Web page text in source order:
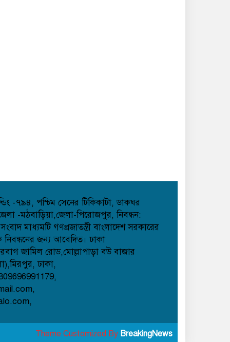
-৭৯৪, পশ্চিম সেনের টিকিকাটা, ডাকঘর
-মঠবাড়িয়া,জেলা-পিরোজপুর, নিবন্ধন:
মাধ্যমটি গণপ্রজাতন্ত্রী বাংলাদেশ সরকারের
নিবন্ধনের জন্য আবেদিত। ঢাকা
জামিল রোড,মোল্লাপাড়া বউ বাজার
ঢাকা,
Theme Customized By BreakingNews